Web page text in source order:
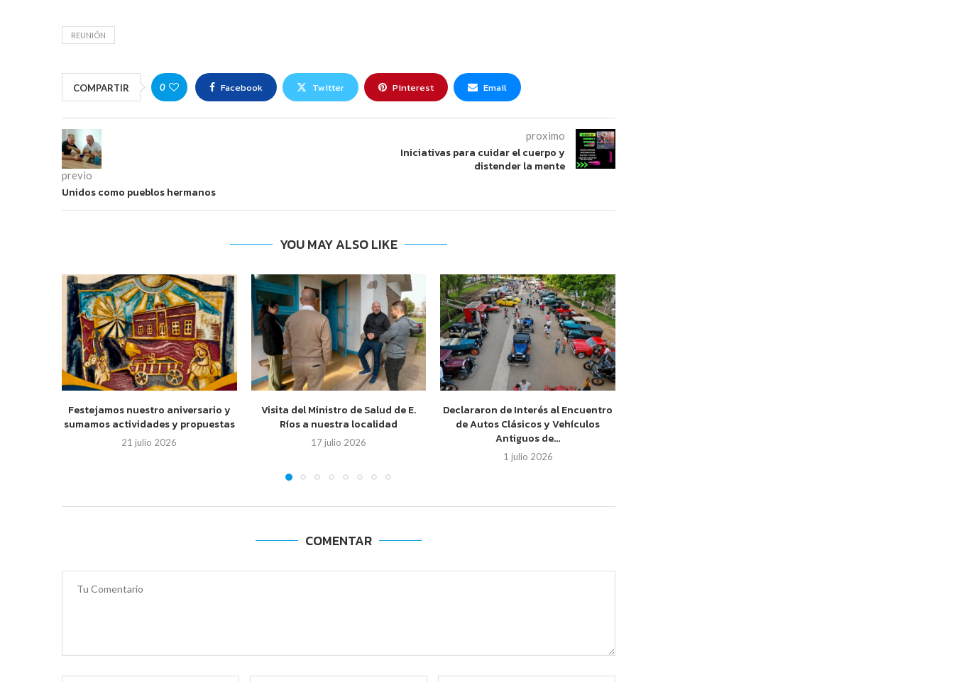
REUNIÓN
COMPARTIR 0 Facebook Twitter Pinterest Email
previo
Unidos como pueblos hermanos
proximo
Iniciativas para cuidar el cuerpo y
distender la mente
YOU MAY ALSO LIKE
Festejamos nuestro aniversario y
sumamos actividades y propuestas
21 julio 2026
Visita del Ministro de Salud de E.
Ríos a nuestra localidad
17 julio 2026
Declararon de Interés al Encuentro
de Autos Clásicos y Vehículos
Antiguos de...
1 julio 2026
COMENTAR